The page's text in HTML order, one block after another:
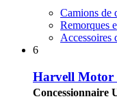
Camions de
Remorques
Accessoires
6
Harvell Motor
Concessionnaire